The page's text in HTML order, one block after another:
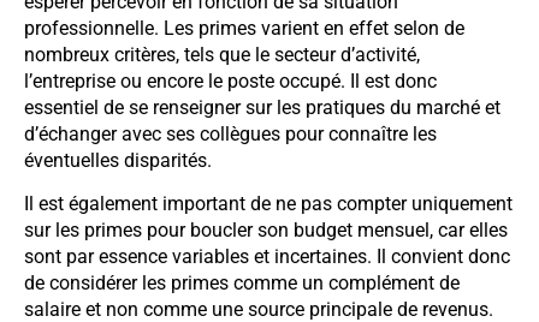
professionnelle. Les primes varient en effet selon de
nombreux critères, tels que le secteur d’activité,
l’entreprise ou encore le poste occupé. Il est donc
essentiel de se renseigner sur les pratiques du marché et
d’échanger avec ses collègues pour connaître les
éventuelles disparités.
Il est également important de ne pas compter uniquement
sur les primes pour boucler son budget mensuel, car elles
sont par essence variables et incertaines. Il convient donc
de considérer les primes comme un complément de
salaire et non comme une source principale de revenus.